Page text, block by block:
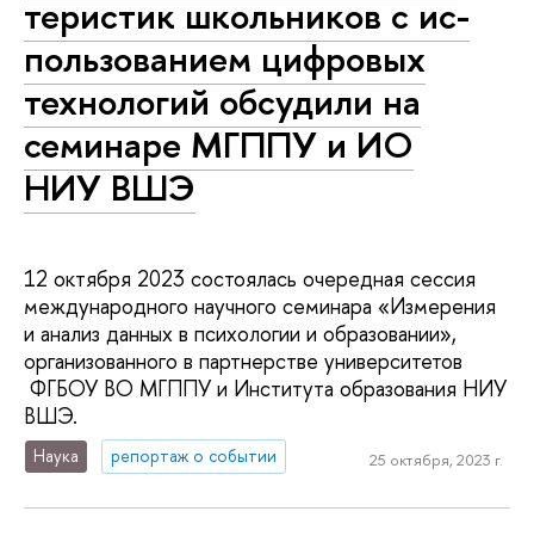
те­ри­стик школьников с ис­
поль­зо­ва­ни­ем цифровых
технологий обсудили на
семинаре МГППУ и ИО
НИУ ВШЭ
12 октября 2023 состоялась очередная сессия
международного научного семинара «Измерения
и анализ данных в психологии и образовании»,
организованного в партнерстве университетов
ФГБОУ ВО МГППУ и Института образования НИУ
ВШЭ.
Наука репортаж о событии 25 октября, 2023 г.